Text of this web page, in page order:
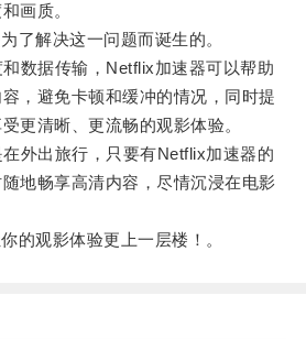
画质。
解决这一问题而诞生的。
据传输，Netflix加速器可以帮助
，避免卡顿和缓冲的情况，同时提
更清晰、更流畅的观影体验。
出旅行，只要有Netflix加速器的
地畅享高清内容，尽情沉浸在电影
观影体验更上一层楼！。